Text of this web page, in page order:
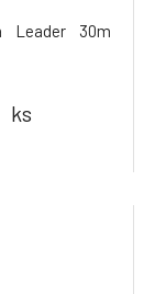
Leader 30m
ks